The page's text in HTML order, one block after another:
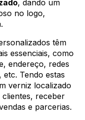
, dando um
no logo,
têm
endereço, redes
Tendo estas
verniz localizado
clientes, receber
e parcerias.